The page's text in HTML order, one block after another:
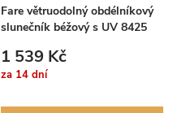
Fare větruodolný obdélníkový
slunečník béžový s UV 8425
1 539 Kč
za 14 dní